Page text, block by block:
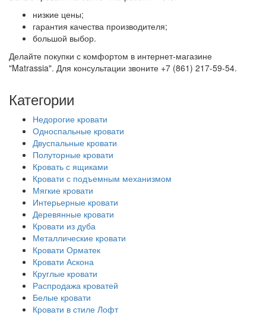
низкие цены;
гарантия качества производителя;
большой выбор.
Делайте покупки с комфортом в интернет-магазине
"Matrassia". Для консультации звоните +7 (861) 217-59-54.
Категории
Недорогие кровати
Односпальные кровати
Двуспальные кровати
Полуторные кровати
Кровать с ящиками
Кровати с подъемным механизмом
Мягкие кровати
Интерьерные кровати
Деревянные кровати
Кровати из дуба
Металлические кровати
Кровати Орматек
Кровати Аскона
Круглые кровати
Распродажа кроватей
Белые кровати
Кровати в стиле Лофт